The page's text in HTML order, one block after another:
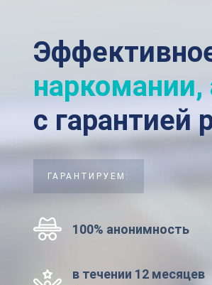
наркомании,
с гарантией
ГАРАНТИРУЕМ:
100% анонимность
в течении 12 месяцев